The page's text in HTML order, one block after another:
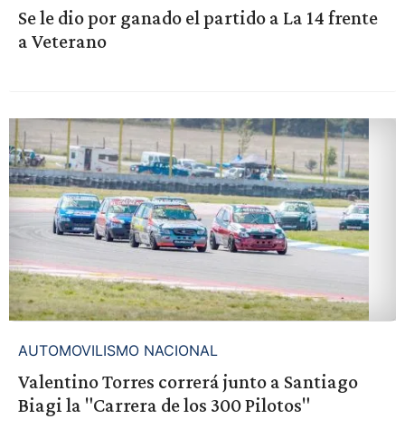
Se le dio por ganado el partido a La 14 frente
a Veterano
AUTOMOVILISMO NACIONAL
Valentino Torres correrá junto a Santiago
Biagi la "Carrera de los 300 Pilotos"